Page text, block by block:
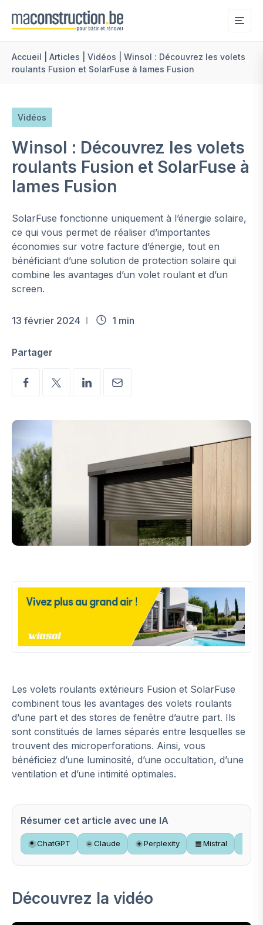
Accueil Articles Vidéos
Winsol : Découvrez les volets
roulants Fusion et SolarFuse à lames Fusion
Vidéos
Winsol : Découvrez les volets
roulants Fusion et SolarFuse à
lames Fusion
SolarFuse fonctionne uniquement à l’énergie solaire,
ce qui vous permet de réaliser d’importantes
économies sur votre facture d’énergie, tout en
bénéficiant d’une solution de protection solaire qui
combine les avantages d’un volet roulant et d’un
screen.
13 février 2024 1 min
Partager
Les volets roulants extérieurs Fusion et SolarFuse
combinent tous les avantages des volets roulants
d’une part et des stores de fenêtre d’autre part. Ils
sont constitués de lames séparés entre lesquelles se
trouvent des microperforations. Ainsi, vous
bénéficiez d’une luminosité, d’une occultation, d’une
ventilation et d’une intimité optimales.
Résumer cet article avec une IA
ChatGPT Claude Perplexity Mistral
Découvrez la vidéo